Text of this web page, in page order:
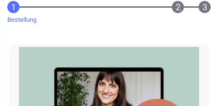
Bestellung